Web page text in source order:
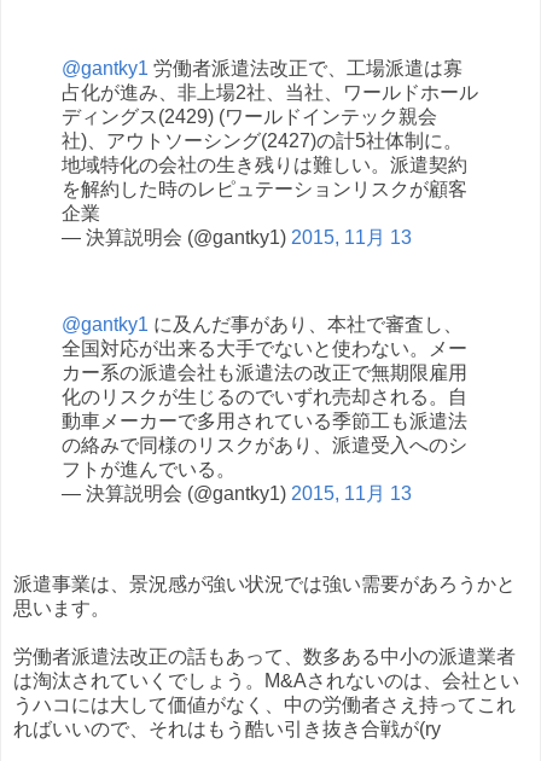
@gantky1 労働者派遣法改正で、工場派遣は寡
占化が進み、非上場2社、当社、ワールドホール
ディングス(2429) (ワールドインテック親会
社)、アウトソーシング(2427)の計5社体制に。
地域特化の会社の生き残りは難しい。派遣契約
を解約した時のレピュテーションリスクが顧客
企業
— 決算説明会 (@gantky1) 2015, 11月 13
@gantky1 に及んだ事があり、本社で審査し、
全国対応が出来る大手でないと使わない。メー
カー系の派遣会社も派遣法の改正で無期限雇用
化のリスクが生じるのでいずれ売却される。自
動車メーカーで多用されている季節工も派遣法
の絡みで同様のリスクがあり、派遣受入へのシ
フトが進んでいる。
— 決算説明会 (@gantky1) 2015, 11月 13
派遣事業は、景況感が強い状況では強い需要があろうかと
思います。
労働者派遣法改正の話もあって、数多ある中小の派遣業者
は淘汰されていくでしょう。M&Aされないのは、会社とい
うハコには大して価値がなく、中の労働者さえ持ってこれ
ればいいので、それはもう酷い引き抜き合戦が(ry